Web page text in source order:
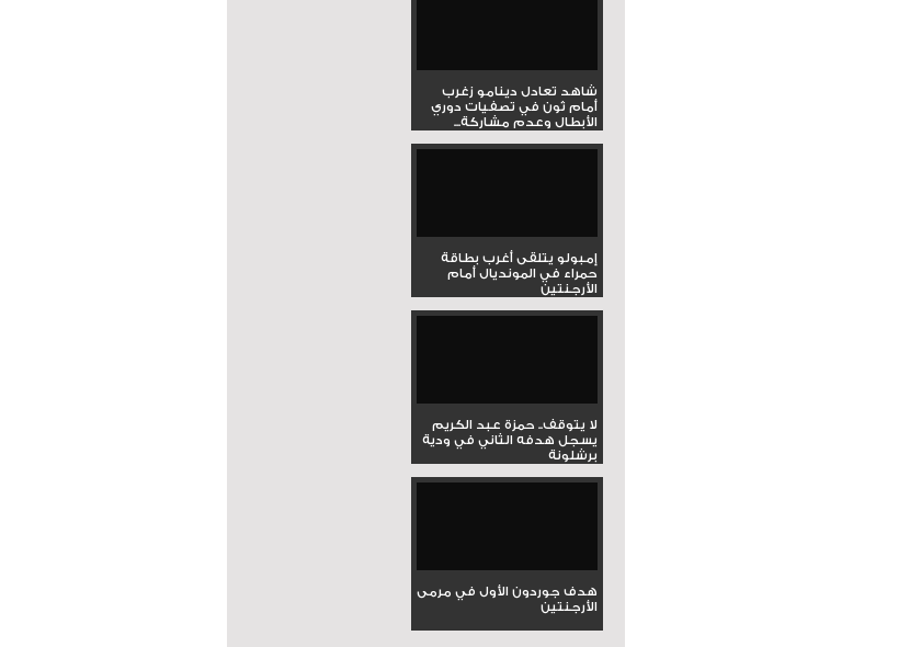
شاهد تعادل دينامو زغرب
أمام ثون في تصفيات دوري
الأبطال وعدم مشاركة...
إمبولو يتلقى أغرب بطاقة
حمراء في المونديال أمام
الأرجنتين
لا يتوقف.. حمزة عبد الكريم
يسجل هدفه الثاني في ودية
برشلونة
هدف جوردون الأول في مرمى
الأرجنتين